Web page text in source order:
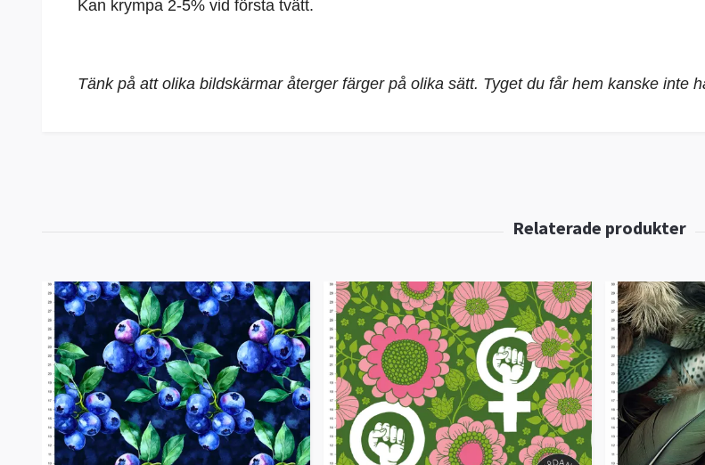
Kan krympa 2-5% vid första tvätt.
Tänk på att olika bildskärmar återger färger på olika sätt. Tyget du får hem kanske inte